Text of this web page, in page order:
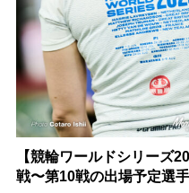
【競輪ワールドシリーズ
戦〜第10戦の出場予定選